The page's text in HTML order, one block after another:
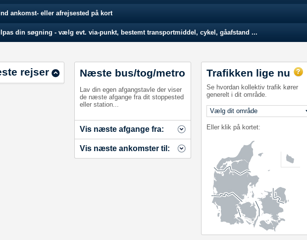
ankomst- eller afrejsested på kort
din søgning - vælg evt. via-punkt, bestemt transportmiddel, cykel, gåafstand ...
rejser Næste bus/tog/metro
Lav din egen afgangstavle der viser
de næste afgange fra dit stoppested
eller station...
Vis næste afgange fra:
Vis næste ankomster til:
Trafikken lige nu
Se hvordan kollektiv trafik kører
generelt i dit område.
Eller klik på kortet: